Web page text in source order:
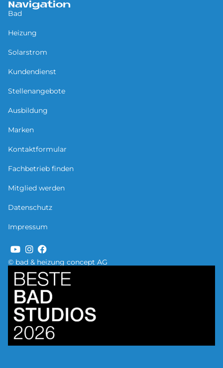
© bad & heizung concept AG
Navigation
Bad
Heizung
Solarstrom
Kundendienst
Stellenangebote
Ausbildung
Marken
Kontaktformular
Fachbetrieb finden
Mitglied werden
Datenschutz
Impressum